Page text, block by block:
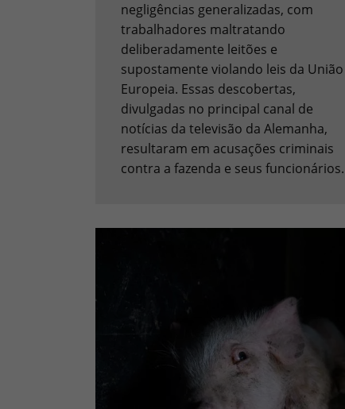
negligências generalizadas, com
trabalhadores maltratando
deliberadamente leitões e
supostamente violando leis da União
Europeia. Essas descobertas,
divulgadas no principal canal de
notícias da televisão da Alemanha,
resultaram em acusações criminais
contra a fazenda e seus funcionários.